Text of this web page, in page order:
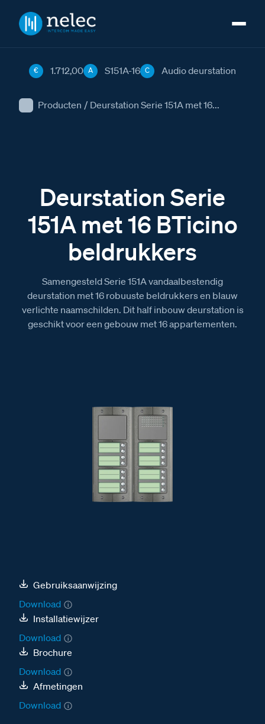
Producten / Deurstation Serie 151A met 16...
€ 1.712,00 A S151A-16 C Audio deurstation
Deurstation Serie
151A met 16 BTicino
beldrukkers
Samengesteld Serie 151A vandaalbestendig
deurstation met 16 robuuste beldrukkers en blauw
verlichte naamschilden. Dit half inbouw deurstation is
geschikt voor een gebouw met 16 appartementen.
Gebruiksaanwijzing
Download
Installatiewijzer
Download
Brochure
Download
Afmetingen
Download